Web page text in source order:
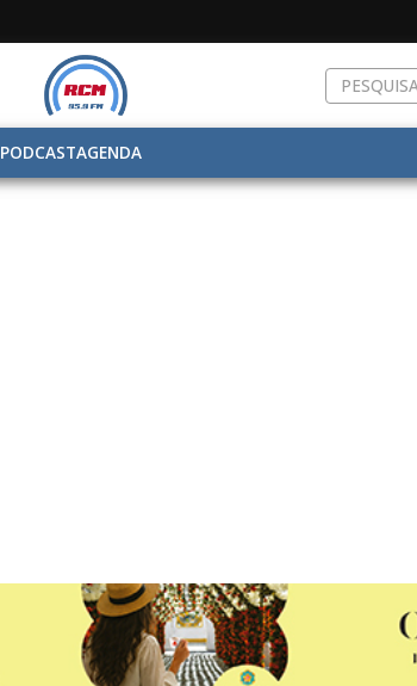
PODCASTAGENDA